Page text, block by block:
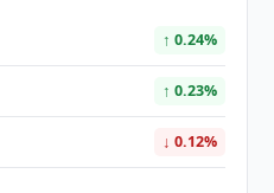
↑ 0.24%
↑ 0.23%
↓ 0.12%